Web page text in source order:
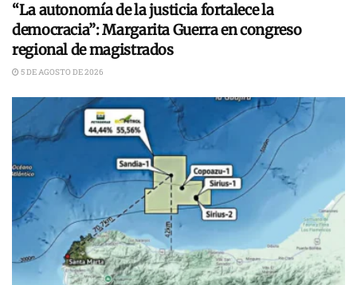
“La autonomía de la justicia fortalece la
democracia”: Margarita Guerra en congreso
regional de magistrados
5 DE AGOSTO DE 2026